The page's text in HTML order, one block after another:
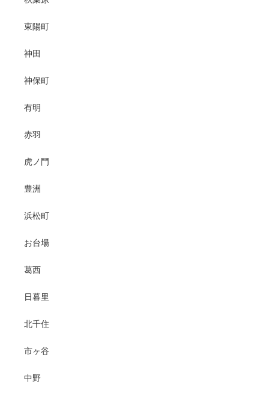
東陽町
神田
神保町
有明
赤羽
虎ノ門
豊洲
浜松町
お台場
葛西
日暮里
北千住
市ヶ谷
中野